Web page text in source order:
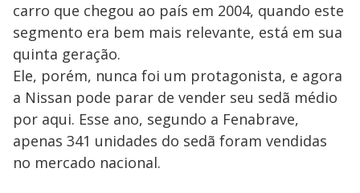
carro que chegou ao país em 2004, quando este
segmento era bem mais relevante, está em sua
quinta geração.
Ele, porém, nunca foi um protagonista, e agora
a Nissan pode parar de vender seu sedã médio
por aqui. Esse ano, segundo a Fenabrave,
apenas 341 unidades do sedã foram vendidas
no mercado nacional.